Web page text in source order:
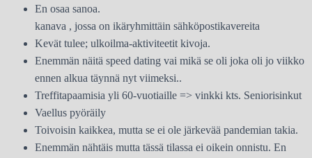
En osaa sanoa.
kanava , jossa on ikäryhmittäin sähköpostikavereita
Kevät tulee; ulkoilma-aktiviteetit kivoja.
Enemmän näitä speed dating vai mikä se oli joka oli jo viikko
ennen alkua täynnä nyt viimeksi..
Treffitapaamisia yli 60-vuotiaille => vinkki kts. Seniorisinkut
Vaellus pyöräily
Toivoisin kaikkea, mutta se ei ole järkevää pandemian takia.
Enemmän nähtäis mutta tässä tilassa ei oikein onnistu. En